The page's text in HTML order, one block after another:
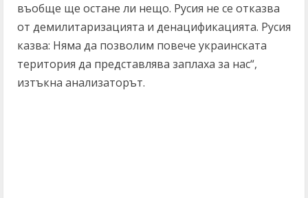
въобще ще остане ли нещо. Русия не се отказва
от демилитаризацията и денацификацията. Русия
казва: Няма да позволим повече украинската
територия да представлява заплаха за нас“,
изтъкна анализаторът.